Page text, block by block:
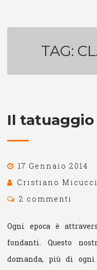
TAG:
Il
17 Gennaio 2014
Cristiano Micucci
2 commenti
Ogni epoca è
fondanti. Questo
domanda, più di